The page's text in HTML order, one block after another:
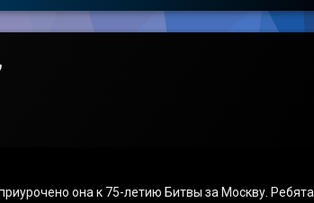
она к 75-летию Битвы за Москву. Ребята